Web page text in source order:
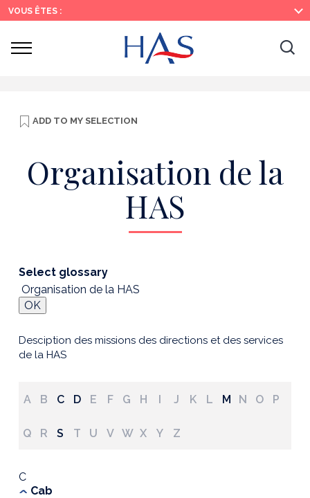
Search
Main
Menu
Main
Content
VOUS ÊTES :
Ouvrir
ADD TO MY SELECTION
Organisation de la
HAS
Select glossary
Desciption des missions des directions et des services
de la HAS
A B C D E F G H I J K L M N O P
Q R S T U V W X Y Z
C
Cab